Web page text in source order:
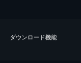
ダウンロード機能